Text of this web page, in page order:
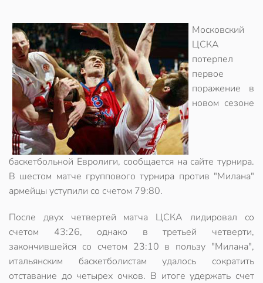
Московский
ЦСКА
потерпел
первое
поражение в
новом сезоне
баскетбольной Евролиги, сообщается на сайте турнира.
В шестом матче группового турнира против "Милана"
армейцы уступили со счетом 79:80.
После двух четвертей матча ЦСКА лидировал со
счетом 43:26, однако в третьей четверти,
закончившейся со счетом 23:10 в пользу "Милана",
итальянским баскетболистам удалось сократить
отставание до четырех очков. В итоге удержать счет